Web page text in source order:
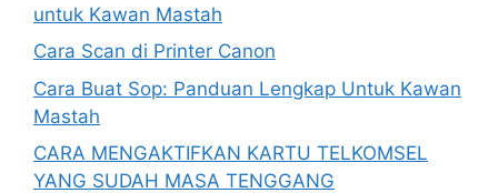
untuk Kawan Mastah
Cara Scan di Printer Canon
Cara Buat Sop: Panduan Lengkap Untuk Kawan
Mastah
CARA MENGAKTIFKAN KARTU TELKOMSEL
YANG SUDAH MASA TENGGANG